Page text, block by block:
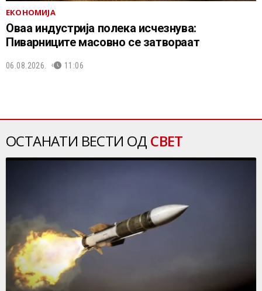
ЕКОНОМИЈА
Оваа индустрија полека исчезнува:
Пиварниците масовно се затвораат
06.08.2026. 11:06
ОСТАНАТИ ВЕСТИ ОД СВЕТ